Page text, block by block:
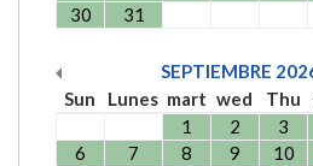
30
31
SEPTIEMBRE
Sun
Lunes mart wed Thu
1
2 3
6
7 8 9 10